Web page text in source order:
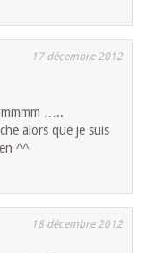
17 décembre 2012
…..
alors que je suis
^^
18 décembre 2012